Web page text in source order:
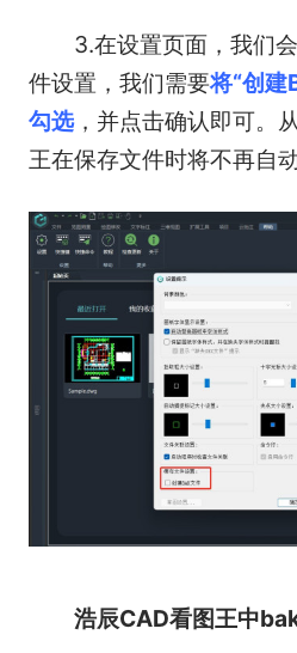
3.在设置页面，我们会
件设置，我们需要将“创建
勾选，并点击确认即可。
王在保存文件时将不再自
浩辰CAD看图王中